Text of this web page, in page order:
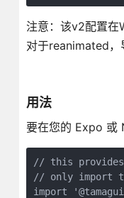
注意：该v2配置
对于reanimated
用法
要在您的 Expo 或
// this provides
// only import
import